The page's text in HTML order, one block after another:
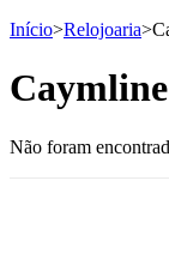
Início>Relojoaria>
Não foram